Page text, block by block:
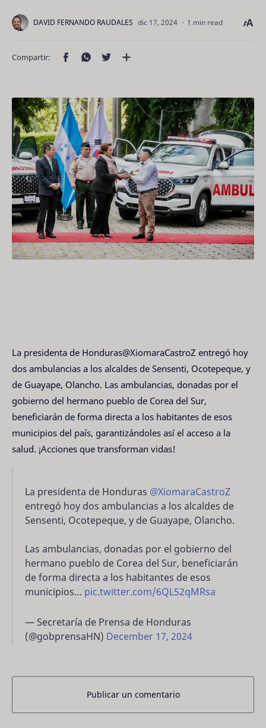
1 min read
La presidenta de Honduras@XiomaraCastroZ entregó hoy
dos ambulancias a los alcaldes de Sensenti, Ocotepeque, y
de Guayape, Olancho. Las ambulancias, donadas por el
gobierno del hermano pueblo de Corea del Sur,
beneficiarán de forma directa a los habitantes de esos
municipios del país, garantizándoles así el acceso a la
salud. ¡Acciones que transforman vidas!
La presidenta de Honduras @XiomaraCastroZ
entregó hoy dos ambulancias a los alcaldes de
Sensenti, Ocotepeque, y de Guayape, Olancho.
Las ambulancias, donadas por el gobierno del
hermano pueblo de Corea del Sur, beneficiarán
de forma directa a los habitantes de esos
municipios… pic.twitter.com/6QL52qMRsa
— Secretaría de Prensa de Honduras
(@gobprensaHN) December 17, 2024
Publicar un comentario